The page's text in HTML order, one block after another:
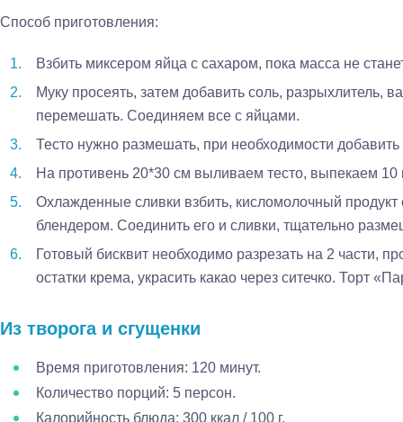
Способ приготовления:
Взбить миксером яйца с сахаром, пока масса не
Муку просеять, затем добавить соль, разрыхлитель,
перемешать. Соединяем все с яйцами.
Тесто нужно размешать, при необходимости добавить
На противень 20*30 см выливаем тесто, выпекаем 10
Охлажденные сливки взбить, кисломолочный
блендером. Соединить его и сливки, тщательно
Готовый бисквит необходимо разрезать на 2 части,
остатки крема, украсить какао через ситечко. Торт
Из творога и сгущенки
Время приготовления: 120 минут.
Количество порций: 5 персон.
Калорийность блюда: 300 ккал / 100 г.